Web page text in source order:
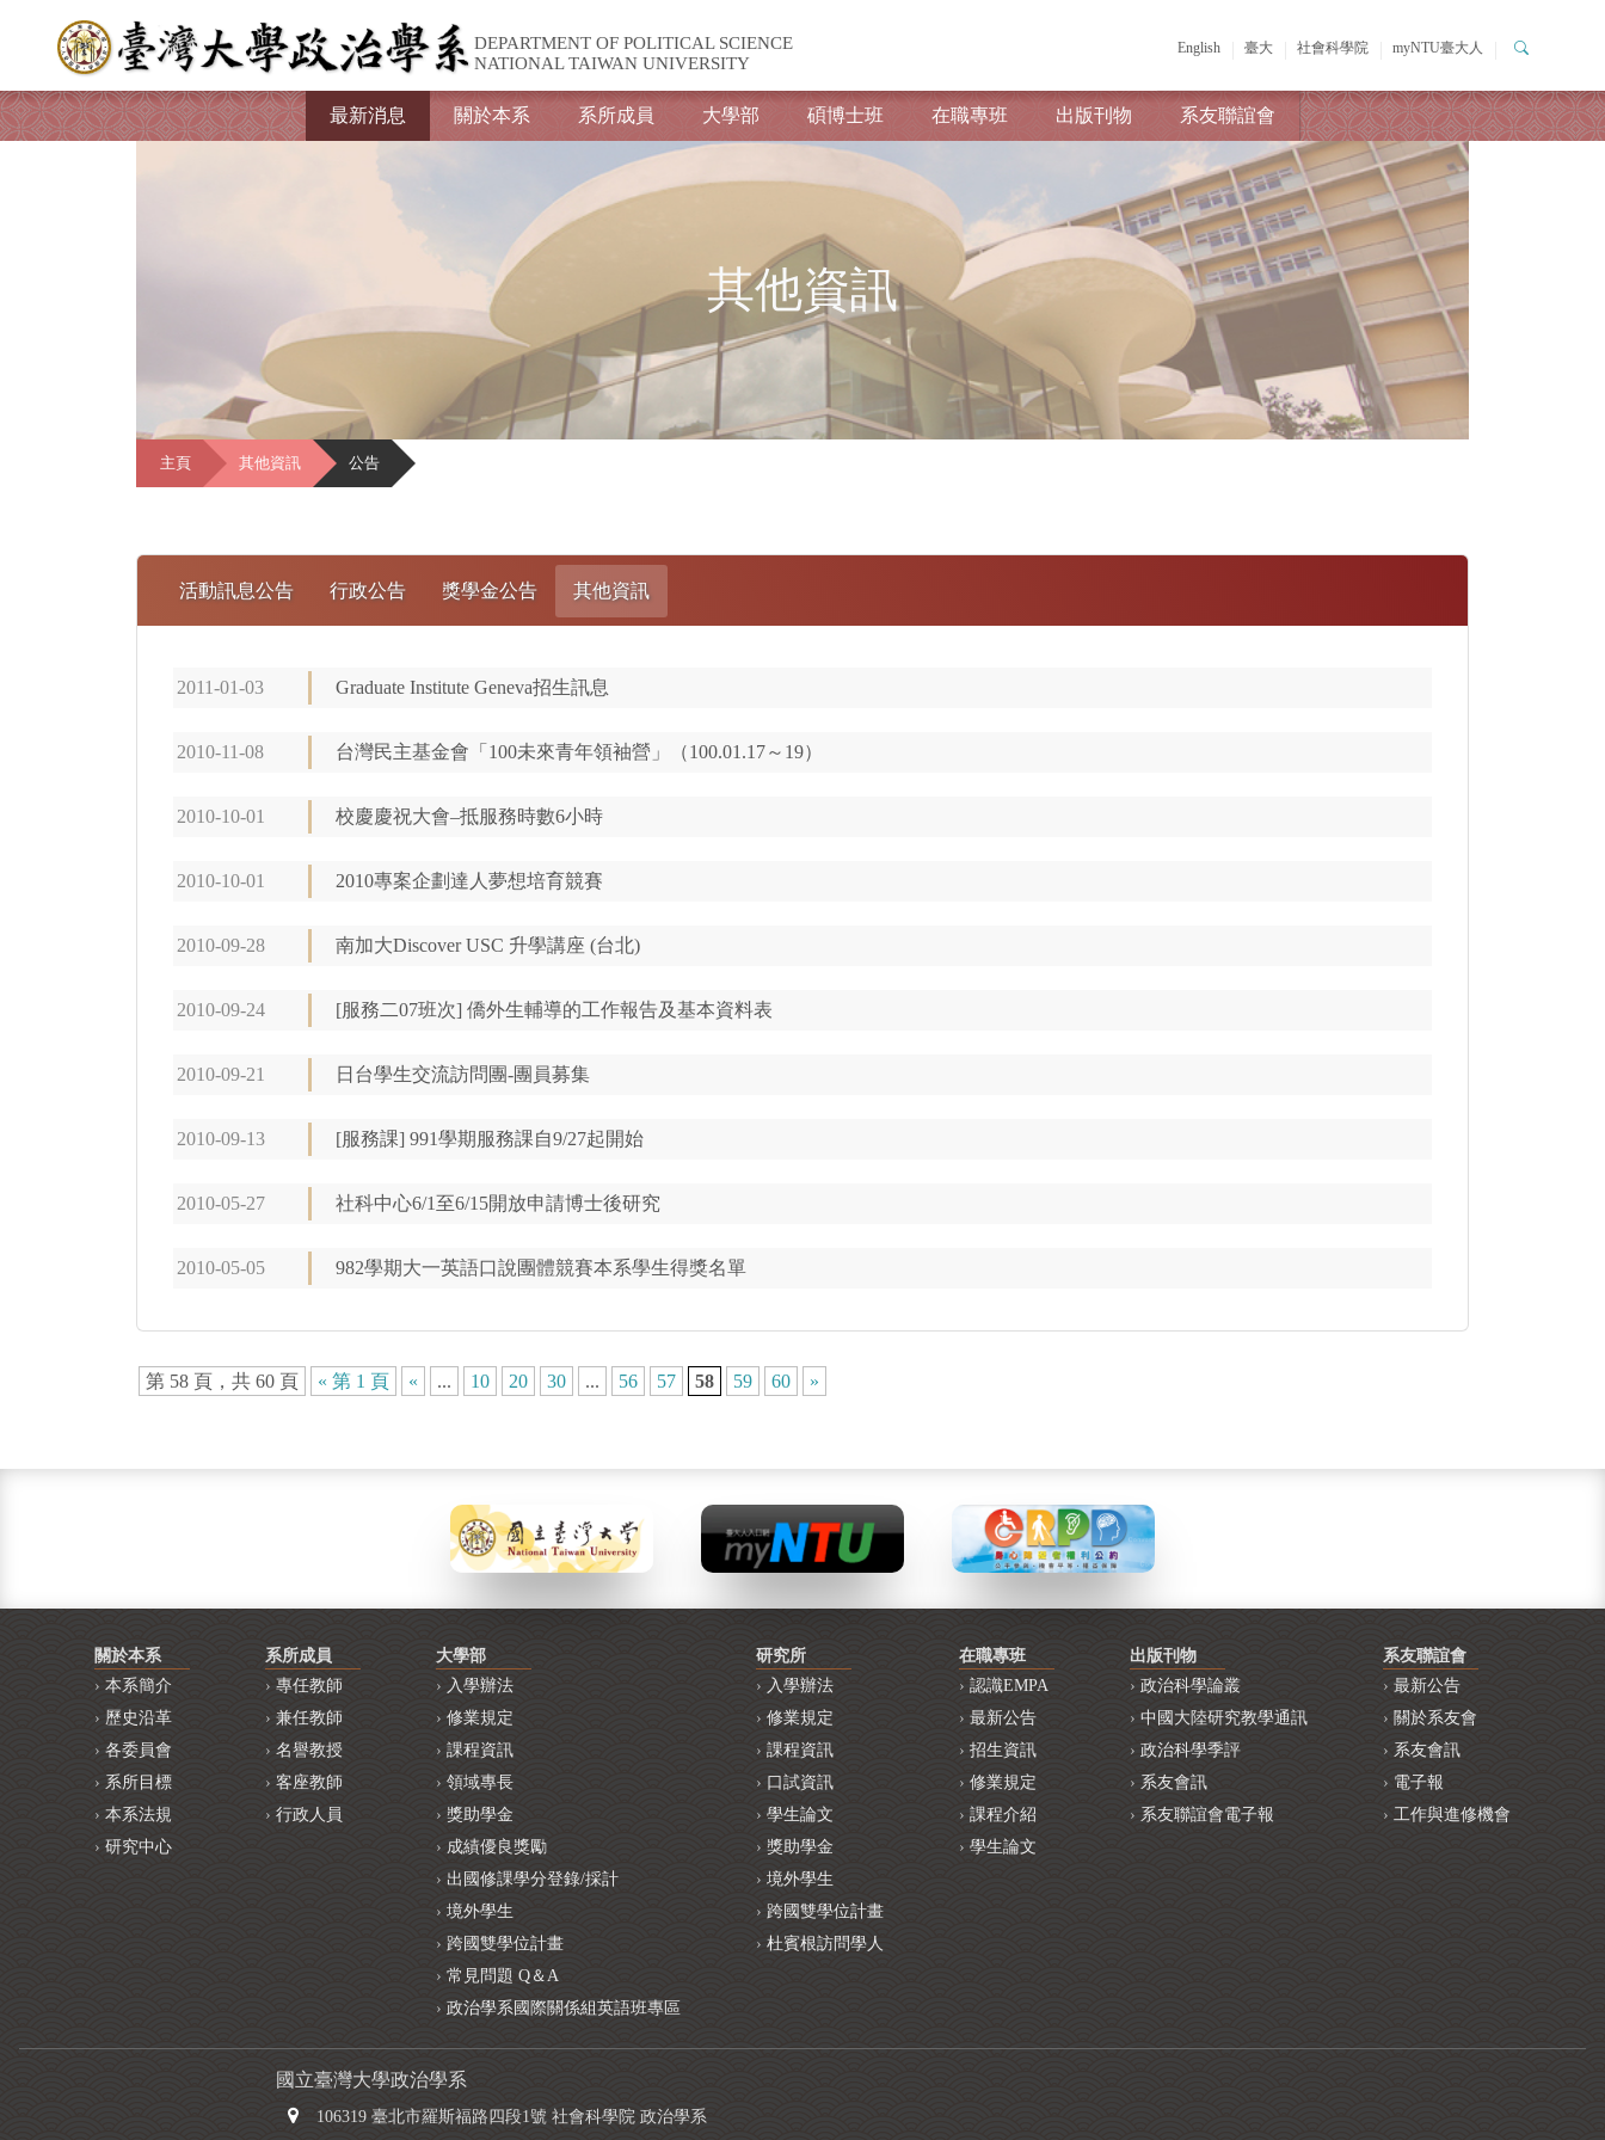
DEPARTMENT OF POLITICAL SCIENCE
NATIONAL TAIWAN UNIVERSITY
English 臺大 社會科學院 myNTU臺大人
最新消息 關於本系 系所成員 大學部 碩博士班 在職專班 出版刊物 系友聯誼會
其他資訊
主頁 其他資訊 公告
活動訊息公告 行政公告 獎學金公告 其他資訊
2011-01-03 Graduate Institute Geneva招生訊息
2010-11-08 台灣民主基金會「100未來青年領袖營」（100.01.17～19）
2010-10-01 校慶慶祝大會–抵服務時數6小時
2010-10-01 2010專案企劃達人夢想培育競賽
2010-09-28 南加大Discover USC 升學講座 (台北)
2010-09-24 [服務二07班次] 僑外生輔導的工作報告及基本資料表
2010-09-21 日台學生交流訪問團-團員募集
2010-09-13 [服務課] 991學期服務課自9/27起開始
2010-05-27 社科中心6/1至6/15開放申請博士後研究
2010-05-05 982學期大一英語口說團體競賽本系學生得獎名單
第 58 頁，共 60 頁 « 第 1 頁 « ... 10 20 30 ... 56 57 58 59 60 »
關於本系
本系簡介
歷史沿革
各委員會
系所目標
本系法規
研究中心
系所成員
專任教師
兼任教師
名譽教授
客座教師
行政人員
大學部
入學辦法
修業規定
課程資訊
領域專長
獎助學金
成績優良獎勵
出國修課學分登錄/採計
境外學生
跨國雙學位計畫
常見問題 Q＆A
政治學系國際關係組英語班專區
研究所
入學辦法
修業規定
課程資訊
口試資訊
學生論文
獎助學金
境外學生
跨國雙學位計畫
杜賓根訪問學人
在職專班
認識EMPA
最新公告
招生資訊
修業規定
課程介紹
學生論文
出版刊物
政治科學論叢
中國大陸研究教學通訊
政治科學季評
系友會訊
系友聯誼會電子報
系友聯誼會
最新公告
關於系友會
系友會訊
電子報
工作與進修機會
國立臺灣大學政治學系
106319 臺北市羅斯福路四段1號 社會科學院 政治學系